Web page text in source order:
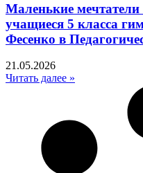
Маленькие
учащиеся 5 класса
Фесенко в
21.05.2026
Читать далее »